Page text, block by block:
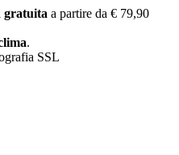
gratuita a partire da € 79,90
.
SSL